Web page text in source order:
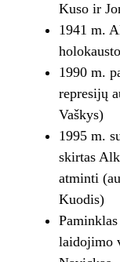
Kuso ir
1941 m.
1990 m.
represijų
Vaškys)
1995 m.
skirtas
atminti
Kuodis)
laidojimo